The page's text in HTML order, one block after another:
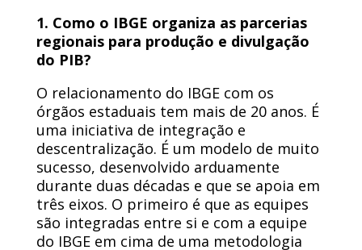
1. Como o IBGE organiza as parcerias
regionais para produção e divulgação
do PIB?
O relacionamento do IBGE com os
órgãos estaduais tem mais de 20 anos. É
uma iniciativa de integração e
descentralização. É um modelo de muito
sucesso, desenvolvido arduamente
durante duas décadas e que se apoia em
três eixos. O primeiro é que as equipes
são integradas entre si e com a equipe
do IBGE em cima de uma metodologia